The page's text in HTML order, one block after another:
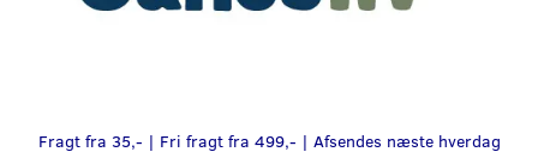
Fragt fra 35,- | Fri fragt fra 499,- | Afsendes næste hverdag